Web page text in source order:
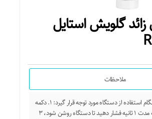
زائد گلویش استایل
ملاحظات
نکاتی که باید در هنگام استفاده از دستگاه مورد توجه قرار گیرد: ۱. دکمه
روشن/روشن را به مدت ۱ ثانیه فشار دهید تا دستگاه روشن شود، ۳